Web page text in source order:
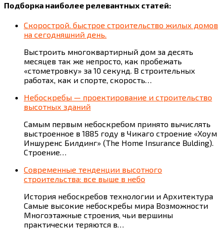
Подборка наиболее релевантных статей:
Скорострой. быстрое строительство жилых домов
на сегодняшний день.
Выстроить многоквартирный дом за десять
месяцев так же непросто, как пробежать
«стометровку» за 10 секунд. В строительных
работах, как и спорте, скорость…
Небоскребы — проектирование и строительство
высотных зданий
Самым первым небоскребом принято вычислять
выстроенное в 1885 году в Чикаго строение «Хоум
Иншуренс Билдинг» (The Home Insurance Bulding).
Строение…
Современные тенденции высотного
строительства: все выше в небо
История небоскребов технологии и Архитектура
Самые высокие небоскребы мира Возможности
Многоэтажные строения, чьи вершины
практически теряются в…